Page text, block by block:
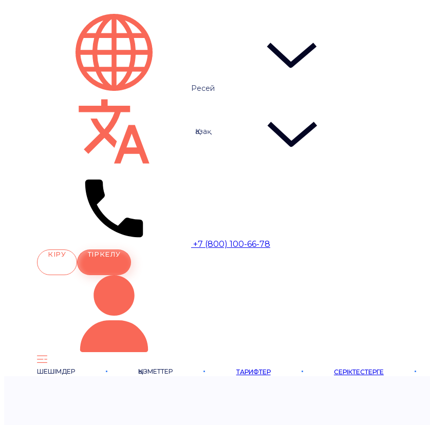
Ресей
Қазақ
+7 (800) 100-66-78
КІРУ ТІРКЕЛУ
ШЕШІМДЕР ҚЫЗМЕТТЕР ТАРИФТЕР СЕРІКТЕСТЕРГЕ